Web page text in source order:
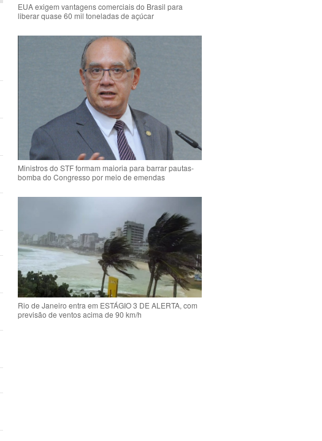
EUA exigem vantagens comerciais do Brasil para
liberar quase 60 mil toneladas de açúcar
Ministros do STF formam maioria para barrar pautas-
bomba do Congresso por meio de emendas
Rio de Janeiro entra em ESTÁGIO 3 DE ALERTA, com
previsão de ventos acima de 90 km/h